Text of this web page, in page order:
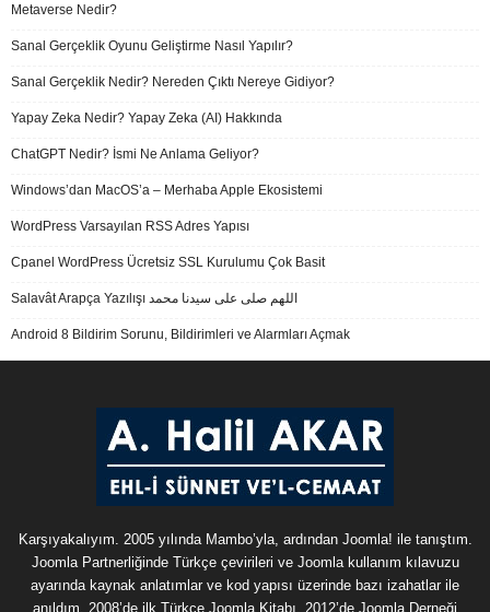
Metaverse Nedir?
Sanal Gerçeklik Oyunu Geliştirme Nasıl Yapılır?
Sanal Gerçeklik Nedir? Nereden Çıktı Nereye Gidiyor?
Yapay Zeka Nedir? Yapay Zeka (AI) Hakkında
ChatGPT Nedir? İsmi Ne Anlama Geliyor?
Windows’dan MacOS’a – Merhaba Apple Ekosistemi
WordPress Varsayılan RSS Adres Yapısı
Cpanel WordPress Ücretsiz SSL Kurulumu Çok Basit
Salavât Arapça Yazılışı اللهم صلى على سيدنا محمد
Android 8 Bildirim Sorunu, Bildirimleri ve Alarmları Açmak
Karşıyakalıyım. 2005 yılında Mambo’yla, ardından Joomla! ile tanıştım.
Joomla Partnerliğinde Türkçe çevirileri ve Joomla kullanım kılavuzu
ayarında kaynak anlatımlar ve kod yapısı üzerinde bazı izahatlar ile
anıldım. 2008’de ilk Türkçe Joomla Kitabı, 2012’de Joomla Derneği